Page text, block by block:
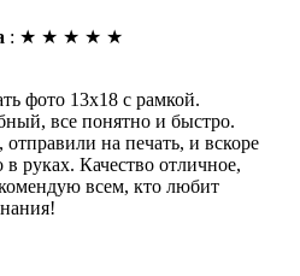
: ★ ★ ★ ★ ★
фото 13х18 с рамкой.
все понятно и быстро.
отправили на печать, и вскоре
руках. Качество отличное,
всем, кто любит